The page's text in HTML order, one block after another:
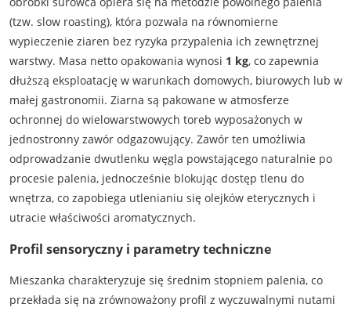
(tzw. slow roasting), która pozwala na równomierne
wypieczenie ziaren bez ryzyka przypalenia ich zewnętrznej
warstwy. Masa netto opakowania wynosi 1 kg, co zapewnia
dłuższą eksploatację w warunkach domowych, biurowych lub w
małej gastronomii. Ziarna są pakowane w atmosferze
ochronnej do wielowarstwowych toreb wyposażonych w
jednostronny zawór odgazowujący. Zawór ten umożliwia
odprowadzanie dwutlenku węgla powstającego naturalnie po
procesie palenia, jednocześnie blokując dostęp tlenu do
wnętrza, co zapobiega utlenianiu się olejków eterycznych i
utracie właściwości aromatycznych.
Profil sensoryczny i parametry techniczne
Mieszanka charakteryzuje się średnim stopniem palenia, co
przekłada się na zrównoważony profil z wyczuwalnymi nutami